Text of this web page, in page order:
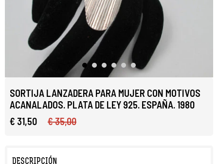
SORTIJA LANZADERA PARA MUJER CON MOTIVOS
ACANALADOS. PLATA DE LEY 925. ESPAÑA. 1980
€ 31,50
€ 35,00
DESCRIPCIÓN